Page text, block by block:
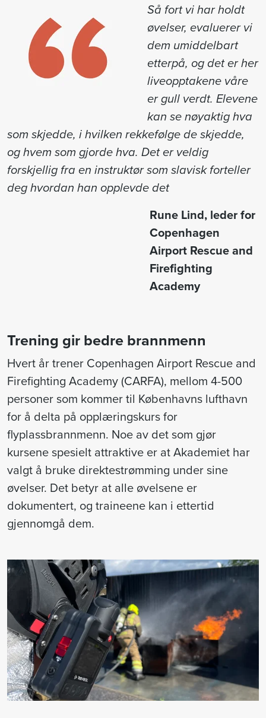
Så fort vi har holdt
øvelser, evaluerer vi
dem umiddelbart
etterpå, og det er her
liveopptakene våre
er gull verdt. Elevene
kan se nøyaktig hva
som skjedde, i hvilken rekkefølge de skjedde,
og hvem som gjorde hva. Det er veldig
forskjellig fra en instruktør som slavisk forteller
deg hvordan han opplevde det
Rune Lind, leder for
Copenhagen
Airport Rescue and
Firefighting
Academy
Trening gir bedre brannmenn
Hvert år trener Copenhagen Airport Rescue and
Firefighting Academy (CARFA), mellom 4-500
personer som kommer til Københavns lufthavn
for å delta på opplæringskurs for
flyplassbrannmenn. Noe av det som gjør
kursene spesielt attraktive er at Akademiet har
valgt å bruke direktestrømming under sine
øvelser. Det betyr at alle øvelsene er
dokumentert, og traineene kan i ettertid
gjennomgå dem.